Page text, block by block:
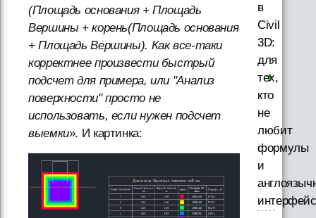
(Площадь основания + Площадь
Вершины + корень(Площадь основания
+ Площадь Вершины). Как все-таки
корректнее произвести быстрый
подсчет для примера, или "Анализ
поверхности" просто не
использовать, если нужен подсчет
выемки». И картинка:
в
Civil
3D:
для
тех,
кто
не
любит
формулы
и